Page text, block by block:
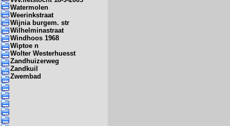
Watermolen
Weerinkstraat
Wijnia burgem. str
Wilhelminastraat
Windhoos 1968
Wiptoe n
Wolter Westerhuesst
Zandhuizerweg
Zandkuil
Zwembad